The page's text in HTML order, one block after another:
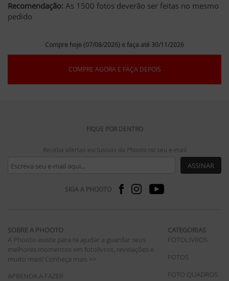
Recomendação: As 1500 fotos deverão ser feitas no mesmo
pedido
Compre hoje (07/08/2026) e faça até 30/11/2026
COMPRE AGORA E FAÇA DEPOIS
FIQUE POR DENTRO
Receba ofertas exclusivas da Phooto no seu e-mail
ASSINAR
SIGA A PHOOTO
SOBRE A PHOOTO
A Phooto existe para te ajudar a guardar seus
melhores momentos em fotolivros, revelações e
muito mais! Conheça mais >>
APRENDA A FAZER
CATEGORIAS
FOTOLIVROS
FOTOS
FOTO QUADROS